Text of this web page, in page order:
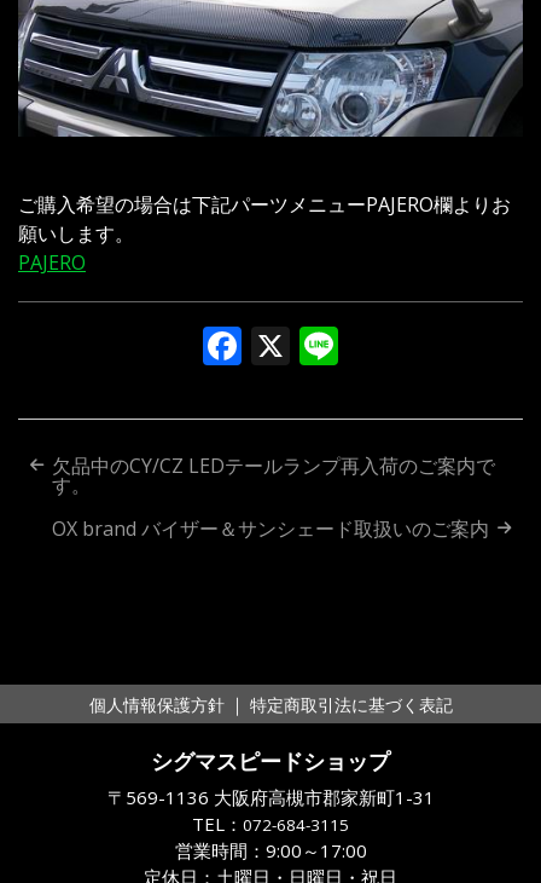
ご購入希望の場合は下記パーツメニューPAJERO欄よりお
願いします。
PAJERO
Facebook
X
投
ー
シ
欠品中のCY/CZ LEDテールランプ再入荷のご案内で
す。
OX brand バイザー＆サンシェード取扱いのご案内
個人情報保護方針 ｜ 特定商取引法に基づく表記
シグマスピードショップ
〒569-1136 大阪府高槻市郡家新町1-31
TEL： 072-684-3115
営業時間：9:00～17:00
定休日：土曜日・日曜日・祝日